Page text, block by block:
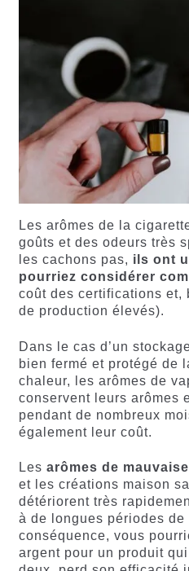
Les arômes de la
goûts et des odeurs très
les cachons pas, ils ont
pourriez considérer
coût des certifications et,
de production élevés).
Dans le cas d’un
bien fermé et protégé de
chaleur, les arômes de
conservent leurs arômes
pendant de nombreux
également leur coût.
Les arômes de
et les créations maison
détériorent très
à de longues périodes de
conséquence, vous
argent pour un produit